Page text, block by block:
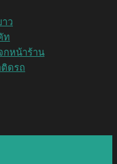
ว
ท
กหน้าร้าน
ดรถ